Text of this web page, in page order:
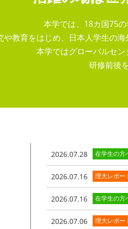
本学では、18カ国75
や教育をはじめ、日本人学生の
本学ではグローバルセン
研修前後
2026.07.28 在学生の方
2026.07.16 理大レポー
2026.07.16 在学生の方
2026.07.06 理大レポー